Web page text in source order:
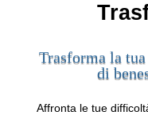
Trasforma la
di
Affronta le tue